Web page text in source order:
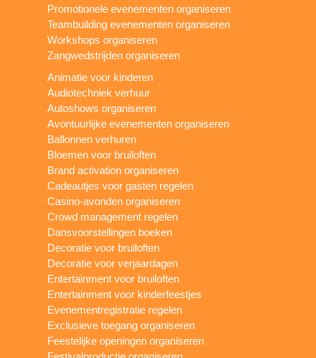
Promotionele evenementen organiseren
Teambuilding evenementen organiseren
Workshops organiseren
Zangwedstrijden organiseren
Animatie voor kinderen
Audiotechniek verhuur
Autoshows organiseren
Avontuurlijke evenementen organiseren
Ballonnen verhuren
Bloemen voor bruiloften
Brand activation organiseren
Cadeautjes voor gasten regelen
Casino-avonden organiseren
Crowd management regelen
Dansvoorstellingen boeken
Decoratie voor bruiloften
Decoratie voor verjaardagen
Entertainment voor bruiloften
Entertainment voor kinderfeestjes
Evenementregistratie regelen
Exclusieve toegang organiseren
Feestelijke openingen organiseren